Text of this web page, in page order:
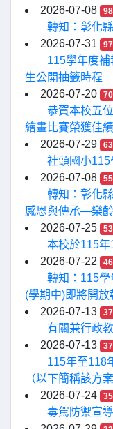
2026-07-08
98
轉知：彰化
2026-07-31
97
115學年度
生公開抽籤時程
2026-07-20
70
恭賀本校五
繪畫比賽榮獲佳績
2026-07-29
63
社頭國小
2026-07-08
55
轉知：彰化
感恩與傳承—樂
2026-07-25
53
本校於115
2026-07-22
46
轉知：115
(學期中)即將開放
2026-07-13
37
有關兼行政
2026-07-13
37
115年至118
（以下簡稱該方
2026-07-24
35
毒駕防禦宣導